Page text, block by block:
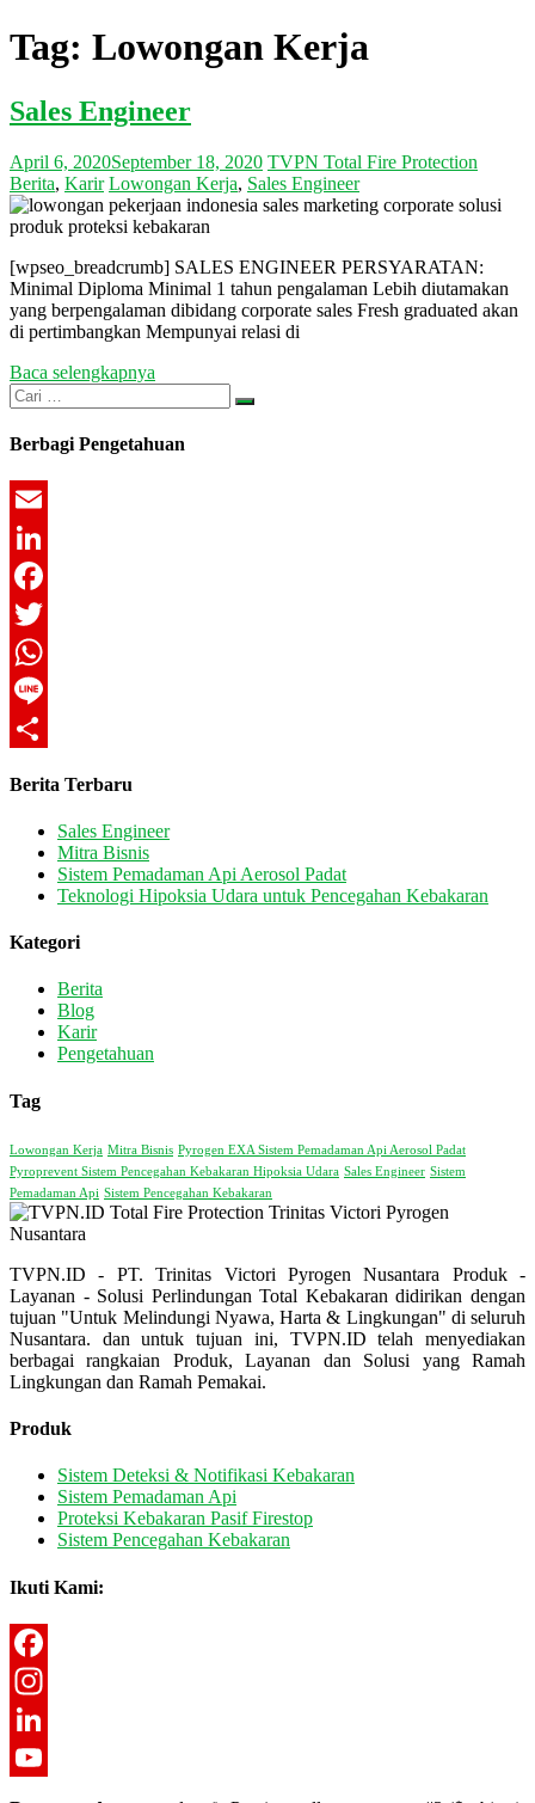
Tag: Lowongan Kerja
Sales Engineer
April 6, 2020September 18, 2020 TVPN Total Fire Protection
Berita, Karir Lowongan Kerja, Sales Engineer
[wpseo_breadcrumb] SALES ENGINEER PERSYARATAN:
Minimal Diploma Minimal 1 tahun pengalaman Lebih diutamakan
yang berpengalaman dibidang corporate sales Fresh graduated akan
di pertimbangkan Mempunyai relasi di
Baca selengkapnya
Berbagi Pengetahuan
Email
LinkedIn
Facebook
Twitter
WhatsApp
Line
Berita Terbaru
Sales Engineer
Mitra Bisnis
Sistem Pemadaman Api Aerosol Padat
Teknologi Hipoksia Udara untuk Pencegahan Kebakaran
Kategori
Berita
Blog
Karir
Pengetahuan
Tag
Lowongan Kerja Mitra Bisnis Pyrogen EXA Sistem Pemadaman Api Aerosol Padat
Pyroprevent Sistem Pencegahan Kebakaran Hipoksia Udara Sales Engineer Sistem
Pemadaman Api Sistem Pencegahan Kebakaran
TVPN.ID - PT. Trinitas Victori Pyrogen Nusantara Produk -
Layanan - Solusi Perlindungan Total Kebakaran didirikan dengan
tujuan "Untuk Melindungi Nyawa, Harta & Lingkungan" di seluruh
Nusantara. dan untuk tujuan ini, TVPN.ID telah menyediakan
berbagai rangkaian Produk, Layanan dan Solusi yang Ramah
Lingkungan dan Ramah Pemakai.
Produk
Sistem Deteksi & Notifikasi Kebakaran
Sistem Pemadaman Api
Proteksi Kebakaran Pasif Firestop
Sistem Pencegahan Kebakaran
Ikuti Kami:
Facebook
Instagram
LinkedIn